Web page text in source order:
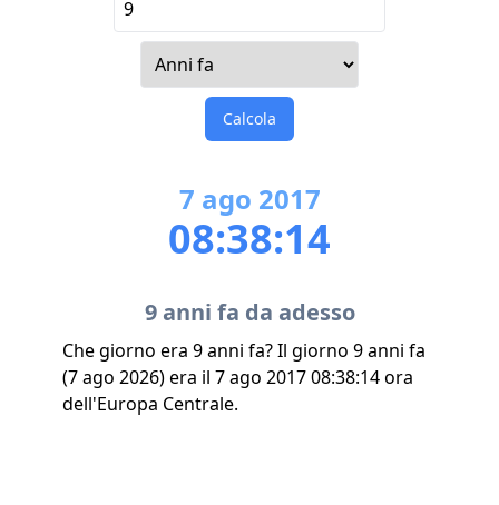
Calcola
7 ago 2017
08:38:14
9 anni fa da adesso
Che giorno era 9 anni fa? Il giorno 9 anni fa
(7 ago 2026) era il 7 ago 2017 08:38:14 ora
dell'Europa Centrale.